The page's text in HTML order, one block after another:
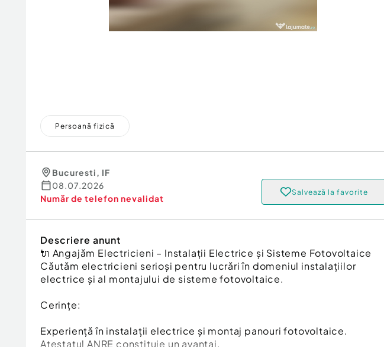
Persoană fizică
Bucuresti, IF
08.07.2026
Număr de telefon nevalidat
Salvează la favorite
Descriere anunt
🔌 Angajăm Electricieni – Instalații Electrice și Sisteme Fotovoltaice
Căutăm electricieni serioși pentru lucrări în domeniul instalațiilor
electrice și al montajului de sisteme fotovoltaice.
Cerințe:
Experiență în instalații electrice și montaj panouri fotovoltaice.
Atestatul ANRE constituie un avantaj.